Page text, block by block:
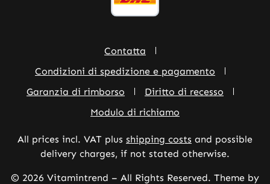
Contatta
Condizioni di spedizione e pagamento
Garanzia di rimborso
Diritto di recesso
Modulo di richiamo
All prices incl. VAT plus shipping costs and possible
delivery charges, if not stated otherwise.
© 2026 Vitamintrend – All Rights Reserved. Theme by